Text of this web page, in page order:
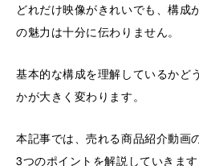
どれだけ映像がきれいでも、構成
の魅力は十分に伝わりません。
基本的な構成を理解しているかど
かが大きく変わります。
本記事では、売れる商品紹介動画
3つのポイントを解説していきます